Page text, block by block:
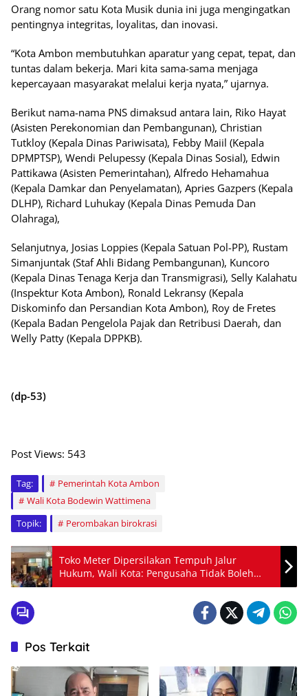
Orang nomor satu Kota Musik dunia ini juga mengingatkan
pentingnya integritas, loyalitas, dan inovasi.
“Kota Ambon membutuhkan aparatur yang cepat, tepat, dan
tuntas dalam bekerja. Mari kita sama-sama menjaga
kepercayaan masyarakat melalui kerja nyata,” ujarnya.
Berikut nama-nama PNS dimaksud antara lain, Riko Hayat
(Asisten Perekonomian dan Pembangunan), Christian
Tutkloy (Kepala Dinas Pariwisata), Febby Maiil (Kepala
DPMPTSP), Wendi Pelupessy (Kepala Dinas Sosial), Edwin
Pattikawa (Asisten Pemerintahan), Alfredo Hehamahua
(Kepala Damkar dan Penyelamatan), Apries Gazpers (Kepala
DLHP), Richard Luhukay (Kepala Dinas Pemuda Dan
Olahraga),
Selanjutnya, Josias Loppies (Kepala Satuan Pol-PP), Rustam
Simanjuntak (Staf Ahli Bidang Pembangunan), Kuncoro
(Kepala Dinas Tenaga Kerja dan Transmigrasi), Selly Kalahatu
(Inspektur Kota Ambon), Ronald Lekransy (Kepala
Diskominfo dan Persandian Kota Ambon), Roy de Fretes
(Kepala Badan Pengelola Pajak dan Retribusi Daerah, dan
Welly Patty (Kepala DPPKB).
(dp-53)
Post Views: 543
Tag:
Pemerintah Kota Ambon
Wali Kota Bodewin Wattimena
Topik:
Perombakan birokrasi
Toko Meter Dipersilakan Tempuh Jalur
Hukum, Wali Kota: Pengusaha Tidak Boleh
Dirugikan
Pos Terkait